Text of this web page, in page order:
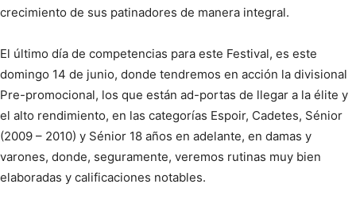
crecimiento de sus patinadores de manera integral.
El último día de competencias para este Festival, es este
domingo 14 de junio, donde tendremos en acción la divisional
Pre-promocional, los que están ad-portas de llegar a la élite y
el alto rendimiento, en las categorías Espoir, Cadetes, Sénior
(2009 – 2010) y Sénior 18 años en adelante, en damas y
varones, donde, seguramente, veremos rutinas muy bien
elaboradas y calificaciones notables.